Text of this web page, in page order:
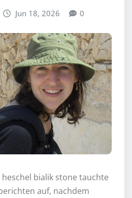
Jun 18, 2026 0
bialik stone tauchte
auf, nachdem